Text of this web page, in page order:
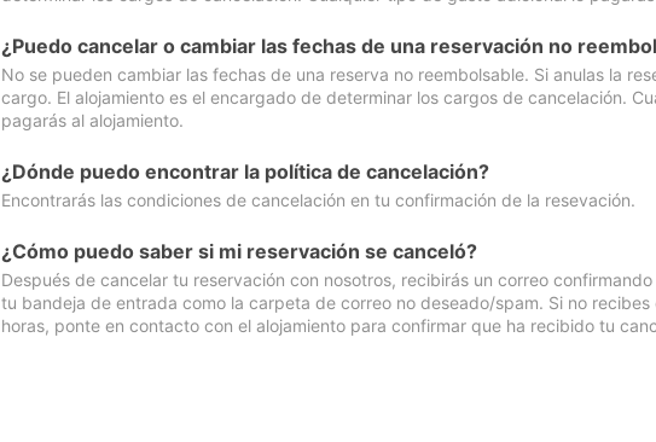
¿Puedo cancelar o cambiar las fechas de una reservación no
No se pueden cambiar las fechas de una reserva no reembolsable. Si anulas la
cargo. El alojamiento es el encargado de determinar los cargos de cancelación.
pagarás al alojamiento.
¿Dónde puedo encontrar la política de cancelación?
Encontrarás las condiciones de cancelación en tu confirmación de la resevación.
¿Cómo puedo saber si mi reservación se canceló?
Después de cancelar tu reservación con nosotros, recibirás un correo
tu bandeja de entrada como la carpeta de correo no deseado/spam. Si no recibes
horas, ponte en contacto con el alojamiento para confirmar que ha recibido tu